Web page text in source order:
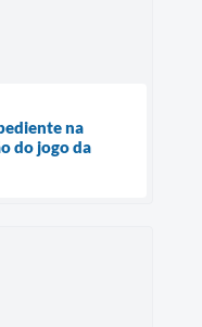
na
do jogo da